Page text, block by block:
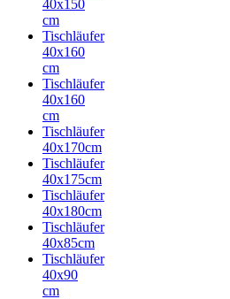
40x150
cm
Tischläufer
40x160
cm
Tischläufer
40x160
cm
Tischläufer
40x170cm
Tischläufer
40x175cm
Tischläufer
40x180cm
Tischläufer
40x85cm
Tischläufer
40x90
cm